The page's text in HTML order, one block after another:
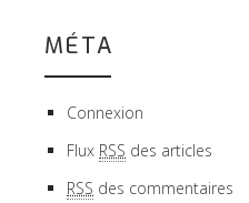
MÉTA
Connexion
Flux RSS des articles
RSS des commentaires